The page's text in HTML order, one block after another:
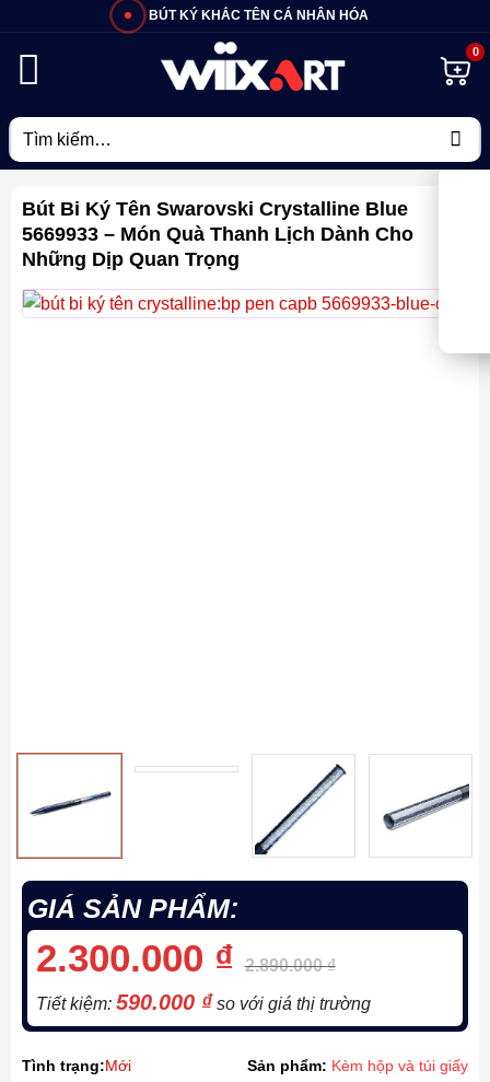
BÚT KÝ KHẮC TÊN CÁ NHÂN HÓA
Tìm
kiếm:
Bút Bi Ký Tên Swarovski Crystalline Blue
5669933 – Món Quà Thanh Lịch Dành Cho
Những Dịp Quan Trọng
GIÁ SẢN PHẨM:
2.300.000 ₫ 2.890.000₫
Tiết kiệm: 590.000 ₫so với giá thị trường
Tình trạng:Mới Sản phẩm: Kèm hộp và túi giấy